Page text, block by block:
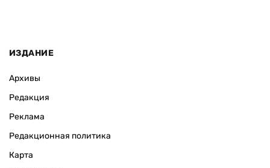
ИЗДАНИЕ
Архивы
Редакция
Реклама
Редакционная политика
Карта